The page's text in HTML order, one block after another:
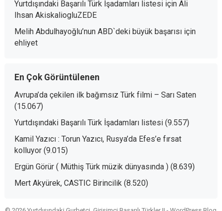
Yurtdışındaki Başarılı Türk İşadamları listesiiçin Ali
Ihsan AkiskaliogluZEDE
Melih Abdulhayoğlu’nun ABD`deki büyük başarısıiçin
ehliyet
En Çok Görüntülenen
Avrupa’da çekilen ilk bağımsız Türk filmi – Sarı Saten
(15.067)
Yurtdışındaki Başarılı Türk İşadamları listesi (9.557)
Kamil Yazıcı : Torun Yazıcı, Rusya’da Efes’e fırsat
kolluyor (9.015)
Ergün Görür ( Müthiş Türk müzik dünyasında ) (8.639)
Mert Akyürek, CASTIC Birincilik (8.520)